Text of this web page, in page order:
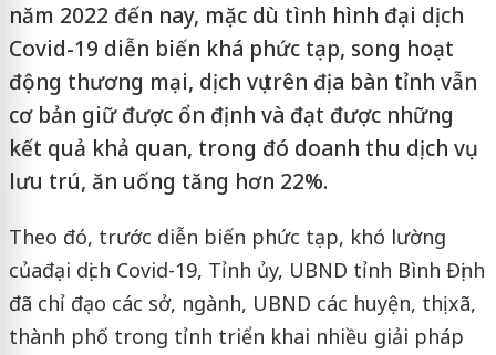
năm 2022 đến nay, mặc dù tình hình đại dịch
Covid-19 diễn biến khá phức tạp, song hoạt
động thương mại, dịch vụ trên địa bàn tỉnh vẫn
cơ bản giữ được ổn định và đạt được những
kết quả khả quan, trong đó doanh thu dịch vụ
lưu trú, ăn uống tăng hơn 22%.
Theo đó, trước diễn biến phức tạp, khó lường
củađại dịch Covid-19, Tỉnh ủy, UBND tỉnh Bình Định
đã chỉ đạo các sở, ngành, UBND các huyện, thị xã,
thành phố trong tỉnh triển khai nhiều giải pháp